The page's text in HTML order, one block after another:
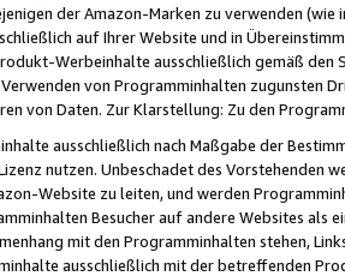
der Amazon-Marken zu verwenden
auf Ihrer Website und in
Werbeinhalte ausschließlich gemäß
von Programminhalten zugunsten
von Daten. Zur Klarstellung: Zu den
ausschließlich nach Maßgabe der
nutzen. Unbeschadet des Vorstehenden
Website zu leiten, und werden
Besucher auf andere Websites als
mit den Programminhalten stehen,
ausschließlich mit der betreffenden